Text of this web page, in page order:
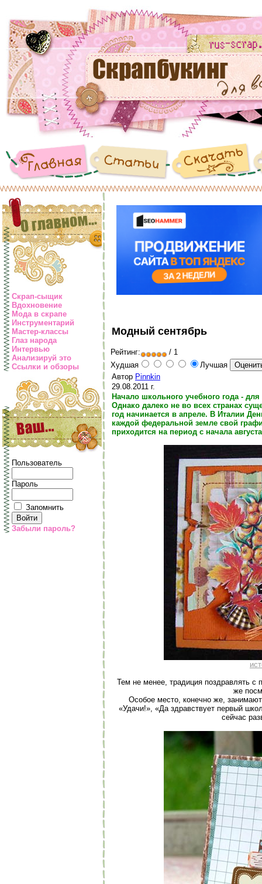
Скрап-сыщик
Вдохновение
Мода в скрапе
Инструментарий
Мастер-классы
Глаз народа
Интервью
Анализируй это
Ссылки и обзоры
Пользователь
Пароль
Запомнить
Забыли пароль?
Модный сентябрь
Рейтинг:
/ 1
Худшая
Лучшая
Автор Pinnkin
29.08.2011 г.
Начало школьного учебного года -
Однако далеко не во всех странах
год начинается в апреле. В Италии
каждой федеральной земле свой
приходится на период с начала
Тем не менее, традиция поздравлять
же
Особое место, конечно же,
«Удачи!», «Да здравствует первый
сейчас